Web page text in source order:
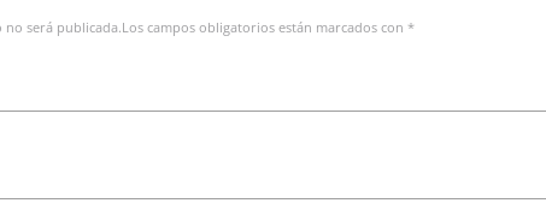
será publicada.Los campos obligatorios están marcados con *